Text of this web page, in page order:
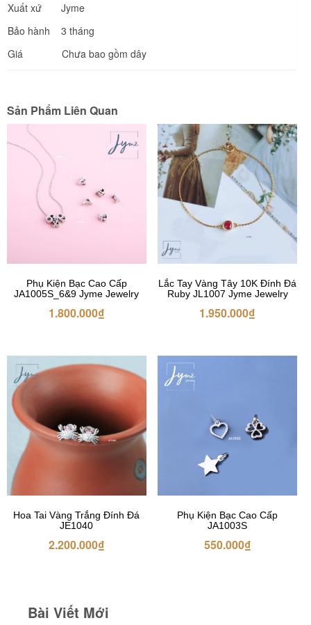
Xuất xứ Jyme
Bảo hành 3 tháng
Giá Chưa bao gồm dây
Sản Phẩm Liên Quan
Phụ Kiện Bạc Cao Cấp
JA1005S_6&9 Jyme Jewelry
1.800.000₫
Lắc Tay Vàng Tây 10K Đính Đá
Ruby JL1007 Jyme Jewelry
1.950.000₫
Hoa Tai Vàng Trắng Đính Đá
JE1040
2.200.000₫
Phụ Kiện Bạc Cao Cấp
JA1003S
550.000₫
Bài Viết Mới